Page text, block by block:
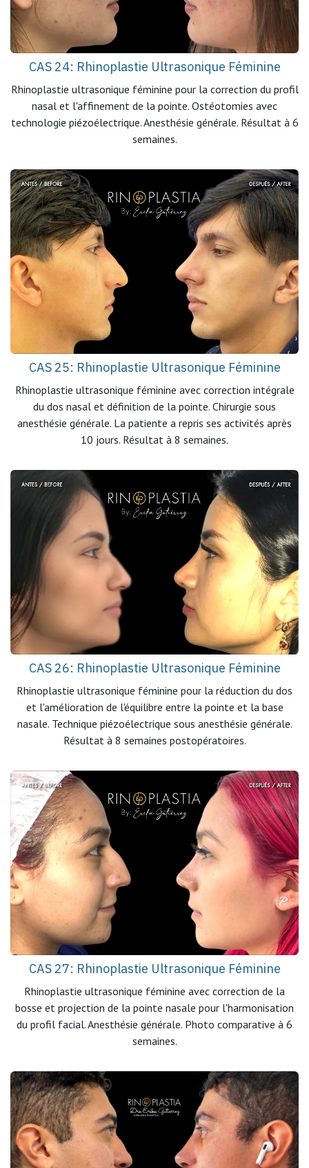
CAS 24: Rhinoplastie Ultrasonique Féminine
Rhinoplastie ultrasonique féminine pour la correction du profil
nasal et l'affinement de la pointe. Ostéotomies avec
technologie piézoélectrique. Anesthésie générale. Résultat à 6
semaines.
CAS 25: Rhinoplastie Ultrasonique Féminine
Rhinoplastie ultrasonique féminine avec correction intégrale
du dos nasal et définition de la pointe. Chirurgie sous
anesthésie générale. La patiente a repris ses activités après
10 jours. Résultat à 8 semaines.
CAS 26: Rhinoplastie Ultrasonique Féminine
Rhinoplastie ultrasonique féminine pour la réduction du dos
et l'amélioration de l'équilibre entre la pointe et la base
nasale. Technique piézoélectrique sous anesthésie générale.
Résultat à 8 semaines postopératoires.
CAS 27: Rhinoplastie Ultrasonique Féminine
Rhinoplastie ultrasonique féminine avec correction de la
bosse et projection de la pointe nasale pour l'harmonisation
du profil facial. Anesthésie générale. Photo comparative à 6
semaines.